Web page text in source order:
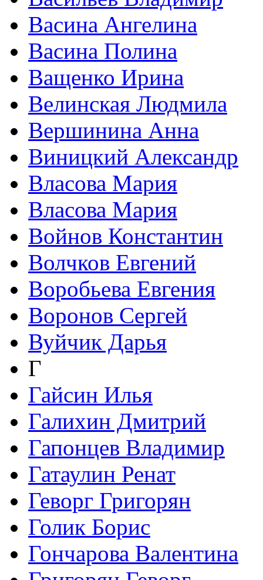
Васина Ангелина
Васина Полина
Ващенко Ирина
Велинская Людмила
Вершинина Анна
Виницкий Александр
Власова Мария
Власова Мария
Войнов Константин
Волчков Евгений
Воробьева Евгения
Воронов Сергей
Вуйчик Дарья
Г
Гайсин Илья
Галихин Дмитрий
Гапонцев Владимир
Гатаулин Ренат
Геворг Григорян
Голик Борис
Гончарова Валентина